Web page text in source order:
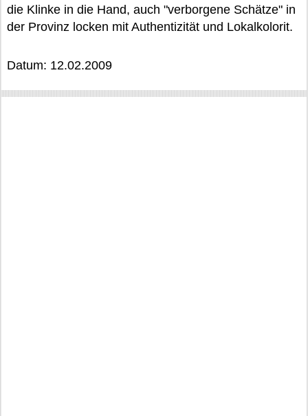
die Klinke in die Hand, auch "verborgene Schätze" in
der Provinz locken mit Authentizität und Lokalkolorit.
Datum: 12.02.2009